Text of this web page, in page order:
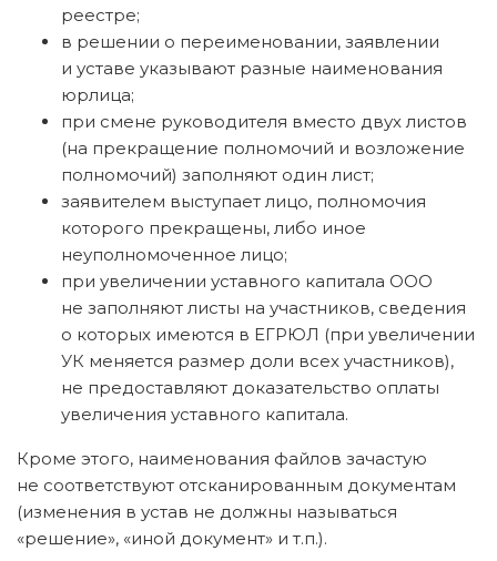
реестре;
в решении о переименовании, заявлении
и уставе указывают разные наименования
юрлица;
при смене руководителя вместо двух листов
(на прекращение полномочий и возложение
полномочий) заполняют один лист;
заявителем выступает лицо, полномочия
которого прекращены, либо иное
неуполномоченное лицо;
при увеличении уставного капитала ООО
не заполняют листы на участников, сведения
о которых имеются в ЕГРЮЛ (при увеличении
УК меняется размер доли всех участников),
не предоставляют доказательство оплаты
увеличения уставного капитала.
Кроме этого, наименования файлов зачастую
не соответствуют отсканированным документам
(изменения в устав не должны называться
«решение», «иной документ» и т.п.).